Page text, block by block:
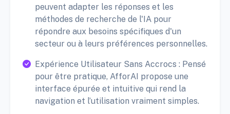
peuvent adapter les réponses et les
méthodes de recherche de l'IA pour
répondre aux besoins spécifiques d'un
secteur ou à leurs préférences personnelles.
Expérience Utilisateur Sans Accrocs : Pensé
pour être pratique, AfforAI propose une
interface épurée et intuitive qui rend la
navigation et l’utilisation vraiment simples.